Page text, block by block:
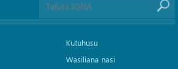
Kutuhusu
Wasiliana nasi